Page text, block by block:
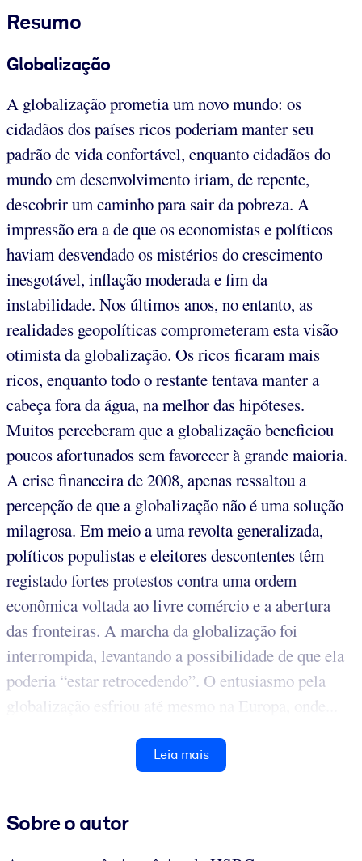
Resumo
Globalização
A globalização prometia um novo mundo: os
cidadãos dos países ricos poderiam manter seu
padrão de vida confortável, enquanto cidadãos do
mundo em desenvolvimento iriam, de repente,
descobrir um caminho para sair da pobreza. A
impressão era a de que os economistas e políticos
haviam desvendado os mistérios do crescimento
inesgotável, inflação moderada e fim da
instabilidade. Nos últimos anos, no entanto, as
realidades geopolíticas comprometeram esta visão
otimista da globalização. Os ricos ficaram mais
ricos, enquanto todo o restante tentava manter a
cabeça fora da água, na melhor das hipóteses.
Muitos perceberam que a globalização beneficiou
poucos afortunados sem favorecer à grande maioria.
A crise financeira de 2008, apenas ressaltou a
percepção de que a globalização não é uma solução
milagrosa. Em meio a uma revolta generalizada,
políticos populistas e eleitores descontentes têm
registado fortes protestos contra uma ordem
econômica voltada ao livre comércio e a abertura
das fronteiras. A marcha da globalização foi
interrompida, levantando a possibilidade de que ela
poderia “estar retrocedendo”. O entusiasmo pela
globalização esfriou até mesmo na Europa, onde...
Leia mais
Sobre o autor